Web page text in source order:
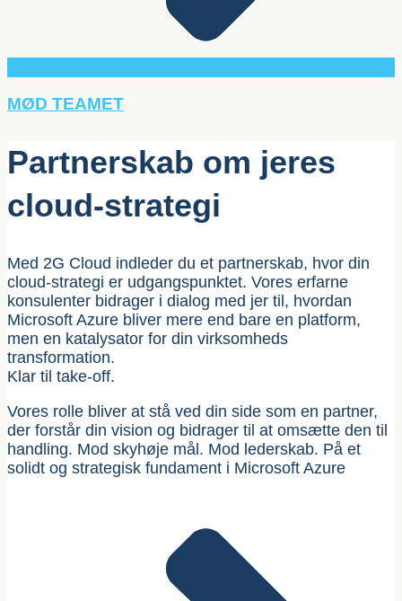
MØD TEAMET
Partnerskab om jeres
cloud-strategi
Med 2G Cloud indleder du et partnerskab, hvor din
cloud-strategi er udgangspunktet. Vores erfarne
konsulenter bidrager i dialog med jer til, hvordan
Microsoft Azure bliver mere end bare en platform,
men en katalysator for din virksomheds
transformation.
Klar til take-off.
Vores rolle bliver at stå ved din side som en partner,
der forstår din vision og bidrager til at omsætte den til
handling. Mod skyhøje mål. Mod lederskab. På et
solidt og strategisk fundament i Microsoft Azure